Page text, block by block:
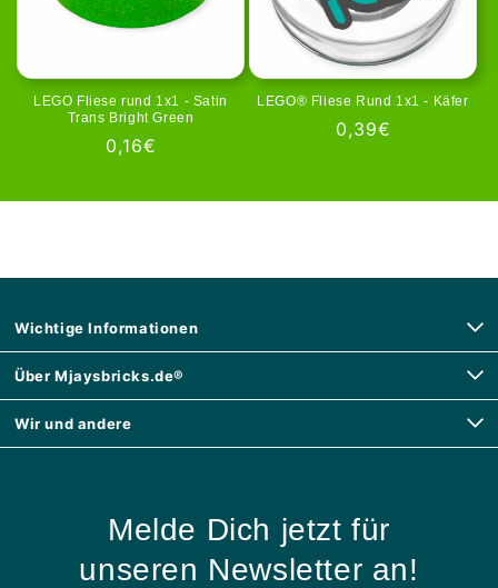
LEGO Fliese rund 1x1 - Satin
Trans Bright Green
Normale
0,16€
LEGO® Fliese Rund 1x1 - Käfer
Normale
0,39€
Wichtige Informationen
Über Mjaysbricks.de®
Wir und andere
Melde Dich jetzt für
unseren Newsletter an!